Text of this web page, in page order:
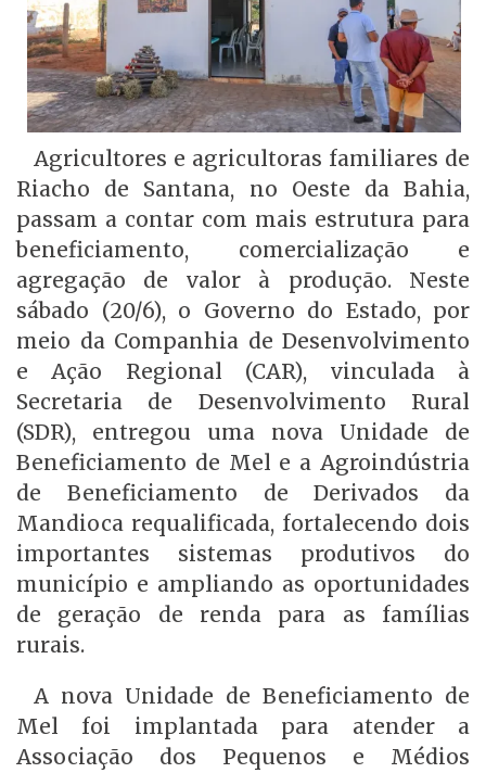
Agricultores e agricultoras familiares de
Riacho de Santana, no Oeste da Bahia,
passam a contar com mais estrutura para
beneficiamento, comercialização e
agregação de valor à produção. Neste
sábado (20/6), o Governo do Estado, por
meio da Companhia de Desenvolvimento
e Ação Regional (CAR), vinculada à
Secretaria de Desenvolvimento Rural
(SDR), entregou uma nova Unidade de
Beneficiamento de Mel e a Agroindústria
de Beneficiamento de Derivados da
Mandioca requalificada, fortalecendo dois
importantes sistemas produtivos do
município e ampliando as oportunidades
de geração de renda para as famílias
rurais.
A nova Unidade de Beneficiamento de
Mel foi implantada para atender a
Associação dos Pequenos e Médios